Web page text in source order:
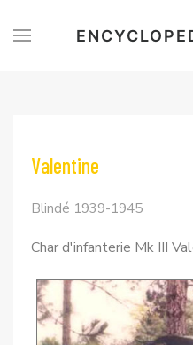
Valentine
Blindé 1939-1945
Char d'infanterie Mk III